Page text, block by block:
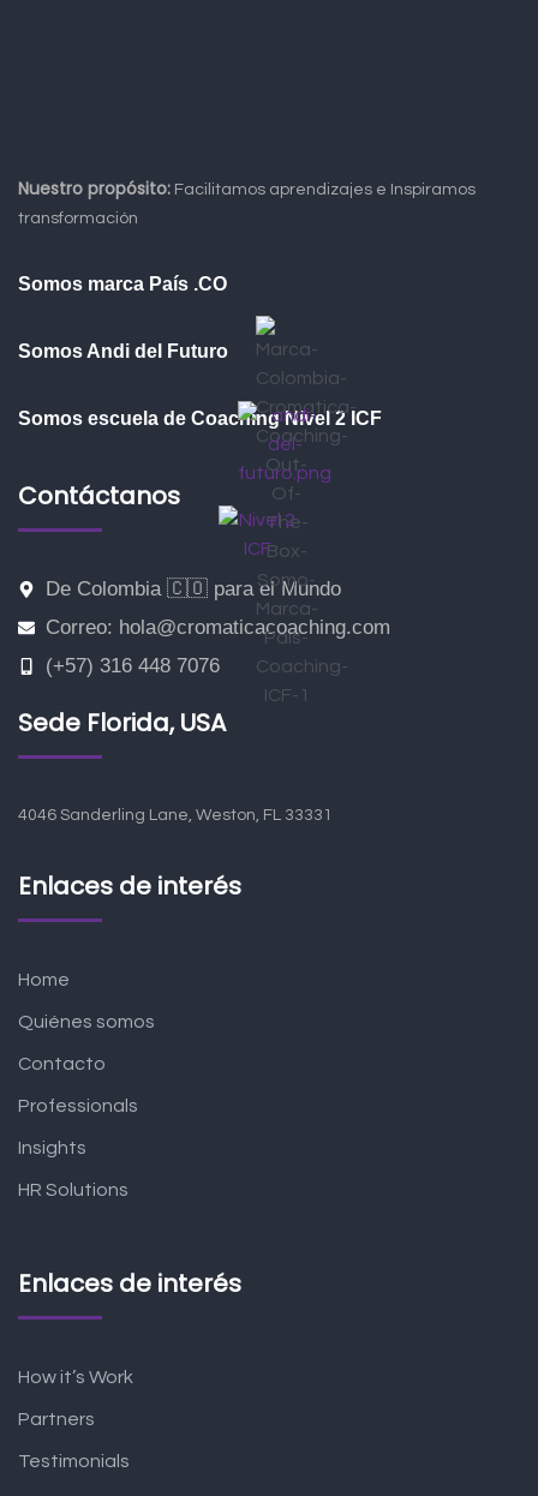
Nuestro propósito: Facilitamos aprendizajes e Inspiramos
transformación
Somos marca País .CO
Somos Andi del Futuro
Somos escuela de Coaching Nivel 2 ICF
Contáctanos
De Colombia 🇨🇴 para el Mundo
Correo: hola@cromaticacoaching.com
(+57) 316 448 7076
Sede Florida, USA
4046 Sanderling Lane, Weston, FL 33331
Enlaces de interés
Home
Quiénes somos
Contacto
Professionals
Insights
HR Solutions
Enlaces de interés
How it’s Work
Partners
Testimonials